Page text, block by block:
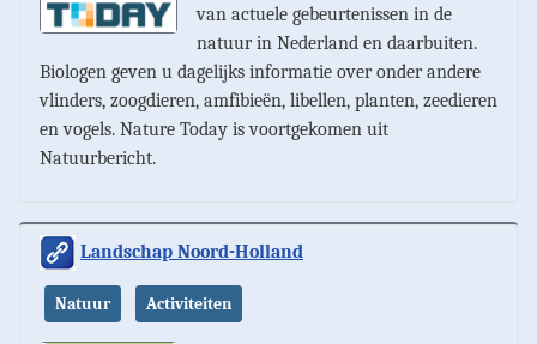
van actuele gebeurte­nissen in de
natuur in Nederland en daarbuiten.
Biologen geven u dagelijks informatie over onder andere
vlinders, zoogdieren, amfibieën, libellen, planten, zeedieren
en vogels. Nature Today is voortgekomen uit
Natuurbericht.
Landschap Noord-Holland
Natuur Activiteiten